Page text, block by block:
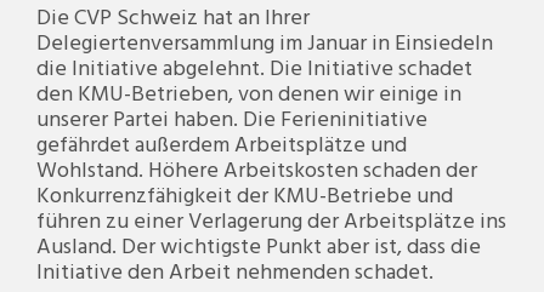
Die CVP Schweiz hat an Ihrer
Delegiertenversammlung im Januar in Einsiedeln
die Initiative abgelehnt. Die Initiative schadet
den KMU-Betrieben, von denen wir einige in
unserer Partei haben. Die Ferieninitiative
gefährdet außerdem Arbeitsplätze und
Wohlstand. Höhere Arbeitskosten schaden der
Konkurrenzfähigkeit der KMU-Betriebe und
führen zu einer Verlagerung der Arbeitsplätze ins
Ausland. Der wichtigste Punkt aber ist, dass die
Initiative den Arbeit nehmenden schadet.